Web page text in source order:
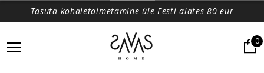
Tasuta kohaletoimetamine üle Eesti alates 80 eur
0